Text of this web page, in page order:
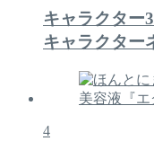
キャラクター
キャラクター
4